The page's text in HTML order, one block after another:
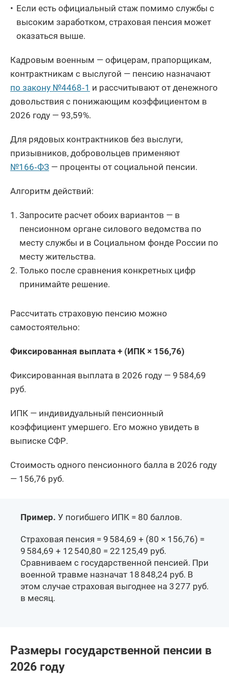
Если есть официальный стаж помимо службы с
высоким заработком, страховая пенсия может
оказаться выше.
Кадровым военным — офицерам, прапорщикам,
контрактникам с выслугой — пенсию назначают
по закону №4468‑1 и рассчитывают от денежного
довольствия с понижающим коэффициентом в
2026 году — 93,59%.
Для рядовых контрактников без выслуги,
призывников, добровольцев применяют
№166‑ФЗ — проценты от социальной пенсии.
Алгоритм действий:
Запросите расчет обоих вариантов — в
пенсионном органе силового ведомства по
месту службы и в Социальном фонде России по
месту жительства.
Только после сравнения конкретных цифр
принимайте решение.
Рассчитать страховую пенсию можно
самостоятельно:
Фиксированная выплата + (ИПК × 156,76)
Фиксированная выплата в 2026 году — 9 584,69
руб.
ИПК — индивидуальный пенсионный
коэффициент умершего. Его можно увидеть в
выписке СФР.
Стоимость одного пенсионного балла в 2026 году
— 156,76 руб.
Пример. У погибшего ИПК = 80 баллов.
Страховая пенсия = 9 584,69 + (80 × 156,76) =
9 584,69 + 12 540,80 = 22 125,49 руб.
Сравниваем с государственной пенсией. При
военной травме назначат 18 848,24 руб. В
этом случае страховая выгоднее на 3 277 руб.
в месяц.
Размеры государственной пенсии в
2026 году